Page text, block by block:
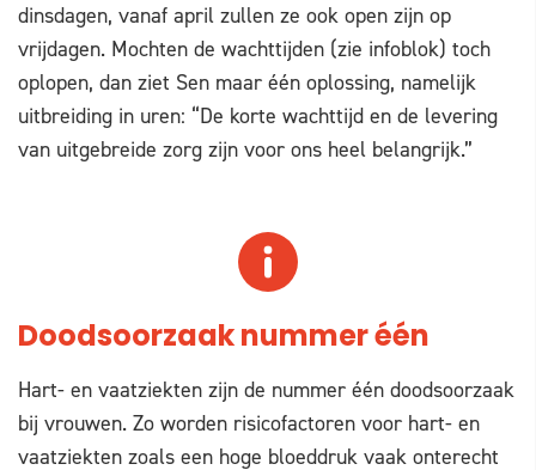
dinsdagen, vanaf april zullen ze ook open zijn op
vrijdagen. Mochten de wachttijden (zie infoblok) toch
oplopen, dan ziet Sen maar één oplossing, namelijk
uitbreiding in uren: “De korte wachttijd en de levering
van uitgebreide zorg zijn voor ons heel belangrijk.”
Doodsoorzaak nummer één
Hart- en vaatziekten zijn de nummer één doodsoorzaak
bij vrouwen. Zo worden risicofactoren voor hart- en
vaatziekten zoals een hoge bloeddruk vaak onterecht